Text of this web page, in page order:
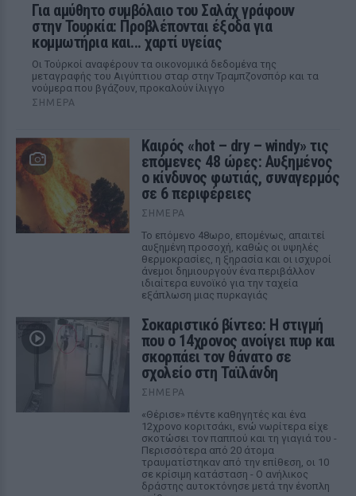
Για αμύθητο συμβόλαιο του Σαλάχ γράφουν
στην Τουρκία: Προβλέπονται έξοδα για
κομμωτήρια και... χαρτί υγείας
Οι Τούρκοί αναφέρουν τα οικονομικά δεδομένα της
μεταγραφής του Αιγύπτιου σταρ στην Τραμπζονσπόρ και τα
νούμερα που βγάζουν, προκαλούν ίλιγγο
ΣΉΜΕΡΑ
Καιρός «hot – dry – windy» τις
επόμενες 48 ώρες: Αυξημένος
ο κίνδυνος φωτιάς, συναγερμός
σε 6 περιφέρειες
ΣΉΜΕΡΑ
Το επόμενο 48ωρο, επομένως, απαιτεί
αυξημένη προσοχή, καθώς οι υψηλές
θερμοκρασίες, η ξηρασία και οι ισχυροί
άνεμοι δημιουργούν ένα περιβάλλον
ιδιαίτερα ευνοϊκό για την ταχεία
εξάπλωση μιας πυρκαγιάς
Σοκαριστικό βίντεο: Η στιγμή
που ο 14χρονος ανοίγει πυρ και
σκορπάει τον θάνατο σε
σχολείο στη Ταϊλάνδη
ΣΉΜΕΡΑ
«Θέρισε» πέντε καθηγητές και ένα
12χρονο κοριτσάκι, ενώ νωρίτερα είχε
σκοτώσει τον παππού και τη γιαγιά του -
Περισσότερα από 20 άτομα
τραυματίστηκαν από την επίθεση, οι 10
σε κρίσιμη κατάσταση - Ο ανήλικος
δράστης αυτοκτόνησε μετά την ένοπλη